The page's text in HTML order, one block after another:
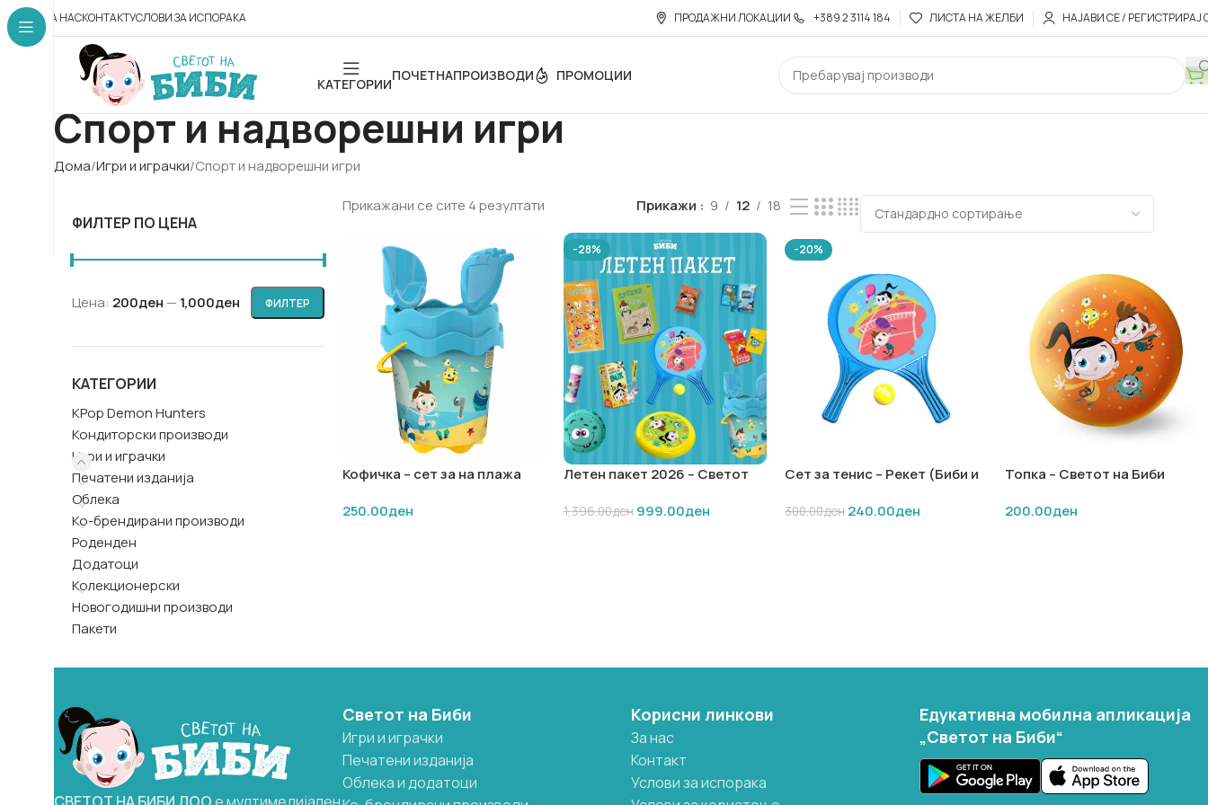
ЗА НАСКОНТАКТУСЛОВИ ЗА ИСПОРАКА ПРОДАЖНИ ЛОКАЦИИ +389 2 3114 184 ЛИСТА НА ЖЕЛБИ НАЈАВИ СЕ / РЕГИСТРИРАЈ
КАТЕГОРИИ
ПОЧЕТНАПРОИЗВОДИ ПРОМОЦИИ
Спорт и надворешни игри
Дома Игри и играчки Спорт и надворешни игри
ФИЛТЕР ПО ЦЕНА
ФИЛТЕР
Цена: 200ден — 1,000ден
КАТЕГОРИИ
KPop Demon Hunters
Кондиторски производи
Игри и играчки
Печатени изданија
Облека
Ко-брендирани производи
Роденден
Додатоци
Колекционерски
Новогодишни производи
Пакети
Прикажани се сите 4 резултати Прикажи 9 12 18
Кофичка – сет за на плажа
250.00ден
-28%
Летен пакет 2026 – Светот
1,396.00ден 999.00ден
-20%
Сет за тенис – Рекет (Биби и
300.00ден 240.00ден
Топка – Светот на Биби
200.00ден
Светот на Биби
Игри и играчки
Печатени изданија
Облека и додатоци
Корисни линкови
За нас
Контакт
Услови за испорака
Едукативна мобилна апликација
„Светот на Биби“